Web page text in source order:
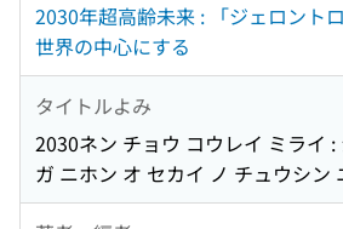
2030年超高齢未来 : 「ジェロント
世界の中心にする
タイトルよみ
2030ネン チョウ コウレイ ミライ
ガ ニホン オ セカイ ノ チュウシン